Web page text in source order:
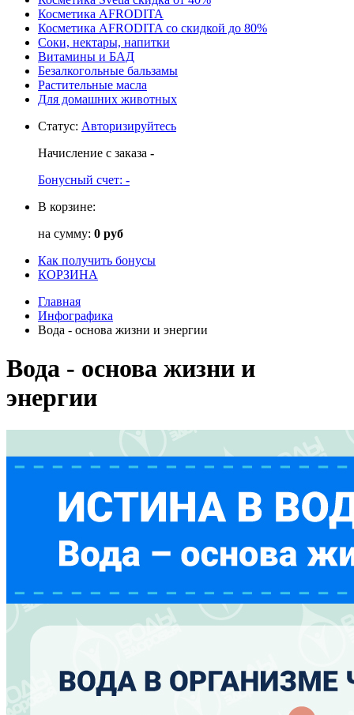
Косметика AFRODITA
Косметика AFRODITA со скидкой до 80%
Соки, нектары, напитки
Витамины и БАД
Безалкогольные бальзамы
Растительные масла
Для домашних животных
Статус: Авторизируйтесь
Начисление с заказа -
Бонусный счет: -
В корзине:
на сумму: 0 руб
Как получить бонусы
КОРЗИНА
Главная
Инфографика
Вода - основа жизни и энергии
Вода - основа жизни и
энергии